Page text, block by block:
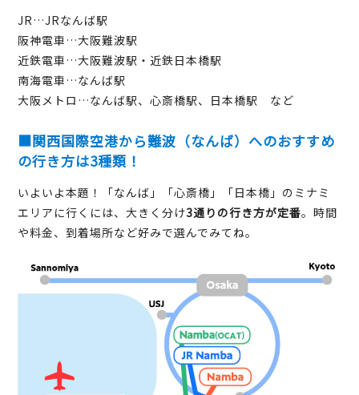
JR…JRなんば駅
阪神電車…大阪難波駅
近鉄電車…大阪難波駅・近鉄日本橋駅
南海電車…なんば駅
大阪メトロ…なんば駅、心斎橋駅、日本橋駅 など
■関西国際空港から難波（なんば）へのおすすめ
の行き方は3種類！
いよいよ本題！「なんば」「心斎橋」「日本橋」のミナミ
エリアに行くには、大きく分け3通りの行き方が定番。時間
や料金、到着場所など好みで選んでみてね。